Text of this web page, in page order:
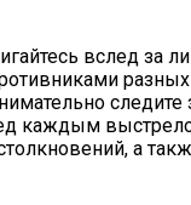
вслед за
следите
каждым
а